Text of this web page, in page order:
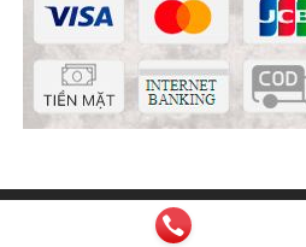
© Bản quyền thuộc về
info@thienduongtretho.com